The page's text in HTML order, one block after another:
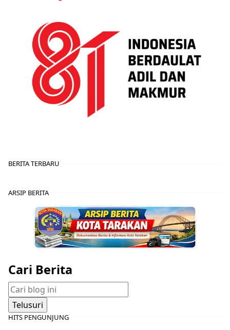
BERITA TERBARU
ARSIP BERITA
Cari Berita
HITS PENGUNJUNG